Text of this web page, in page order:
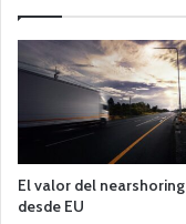
El valor del nearshoring
desde EU